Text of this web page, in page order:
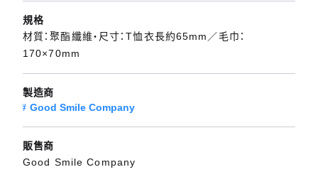
規格
材質：聚酯纖維・尺寸：T恤衣長約65mm／毛巾：
170×70mm
製造商
Good Smile Company
販售商
Good Smile Company